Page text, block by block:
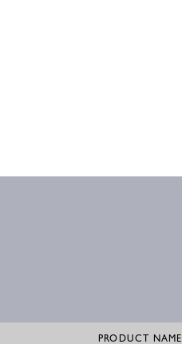
PRODUCT NAME